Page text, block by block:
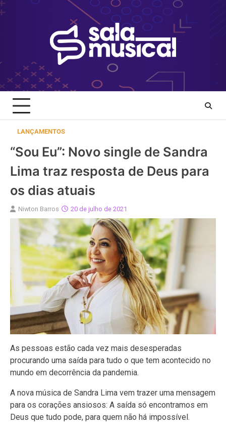
Skip
to
LANÇAMENTOS
“Sou Eu”: Novo single de Sandra
Lima traz resposta de Deus para
os dias atuais
Niwton Barros 20 de julho de 2021
As pessoas estão cada vez mais desesperadas
procurando uma saída para tudo o que tem acontecido no
mundo em decorrência da pandemia.
A nova música de Sandra Lima vem trazer uma mensagem
para os corações ansiosos: A saída só encontramos em
Deus que tudo pode, para quem não há impossível.